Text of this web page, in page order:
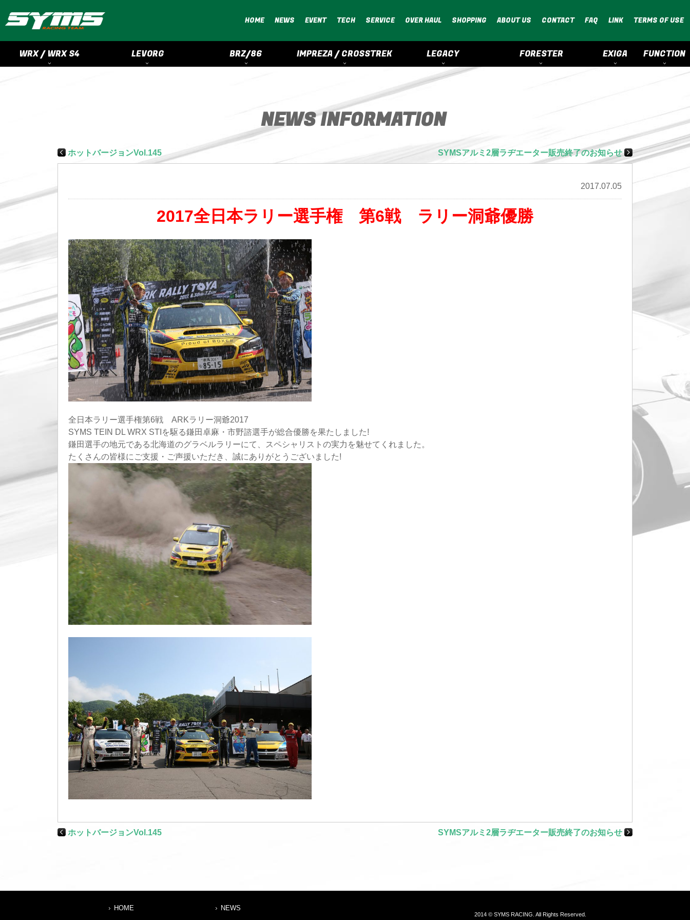
WRX / WRX S4 LEVORG BRZ/86 IMPREZA / CROSSTREK LEGACY FORESTER EXIGA FUNCTION
HOME NEWS EVENT TECH SERVICE OVER HAUL SHOPPING ABOUT US CONTACT FAQ LINK TERMS OF USE
NEWS INFORMATION
ホットバージョンVol.145 SYMSアルミ2層ラヂエーター販売終了のお知らせ
2017.07.05
2017全日本ラリー選手権 第6戦 ラリー洞爺優勝
全日本ラリー選手権第6戦 ARKラリー洞爺2017
SYMS TEIN DL WRX STIを駆る鎌田卓麻・市野諮選手が総合優勝を果たしました!
鎌田選手の地元である北海道のグラベルラリーにて、スペシャリストの実力を魅せてくれました。
たくさんの皆様にご支援・ご声援いただき、誠にありがとうございました!
ホットバージョンVol.145 SYMSアルミ2層ラヂエーター販売終了のお知らせ
HOME
NEWS
2014 © SYMS RACING. All Rights Reserved.